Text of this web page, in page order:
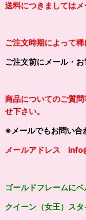
送料につきましてはメ
ご注文時期によって稀
ご注文前にメール・お
商品についてのご質
せ下さい。
※メールでもお問い合
メールアドレス
ゴールドフレームに
クイーン（女王）スタ